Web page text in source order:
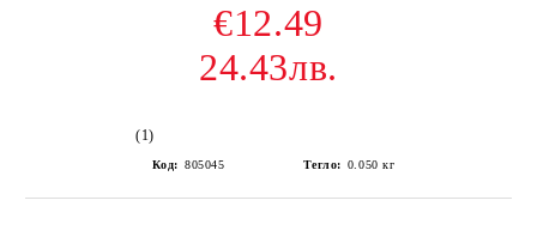
€12.49
24.43лв.
(1)
Код: 805045 Тегло: 0.050 кг